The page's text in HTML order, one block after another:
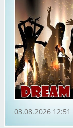
03.08.2026 12:51